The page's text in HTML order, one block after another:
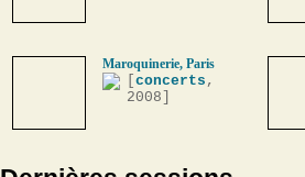
Maroquinerie, Paris
concerts ,
2008]